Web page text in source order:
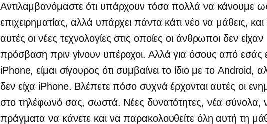
Αντιλαμβανόμαστε ότι υπάρχουν τόσα πολλά να κάνουμε
επιχειρηματίας, αλλά υπάρχει πάντα κάτι νέο να μάθεις, και
αυτές οι νέες τεχνολογίες στις οποίες οι άνθρωποι δεν είχαν
πρόσβαση πριν γίνουν υπέροχοι. Αλλά για όσους από εσάς
iPhone, είμαι σίγουρος ότι συμβαίνει το ίδιο με το Android,
δεν είχα iPhone. Βλέπετε πόσο συχνά έρχονται αυτές οι
στο τηλέφωνό σας, σωστά. Νέες δυνατότητες, νέα σύνολα,
πράγματα να κάνετε και να παρακολουθείτε όλη αυτή τη